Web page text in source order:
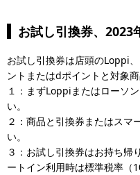
お試し引換券、2023
お試し引換券は店頭のLoppi
ントまたはdポイントと対象商
１：まずLoppiまたはローソ
い。
２：商品と引換券またはスマ
い。
３：お試し引換券はお持ち帰
ートイン利用時は標準税率（